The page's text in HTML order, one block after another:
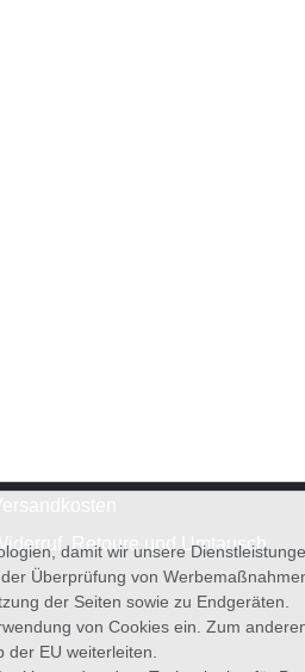
Widerruf, Retoure und Umtausch
damit wir unsere
Überprüfung von
der Seiten sowie zu Endgeräten.
von Cookies ein. Zum
EU weiterleiten.